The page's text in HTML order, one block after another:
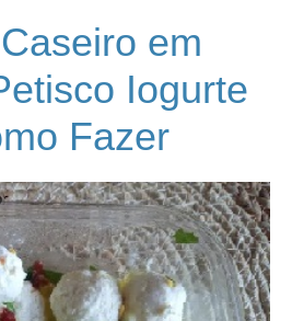
em
Iogurte
Fazer